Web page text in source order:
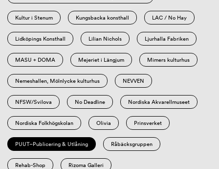
Kultur i Stenum Kungsbacka konsthall LAC / No Hay
Lidköpings Konsthall Lilian Nichols Ljurhalla Fabriken
MASU + DOMA Mejeriet i Längjum Mimers kulturhus
Nemeshallen, Mölnlycke kulturhus NEVVEN
NFSW/Svilova No Deadline Nordiska Akvarellmuseet
Nordiska Folkhögskolan Olivia Prinsverket
PUUT–Publicering & Utlåning Råbäcksgruppen
Rehab-Shop Rizoma Galleri